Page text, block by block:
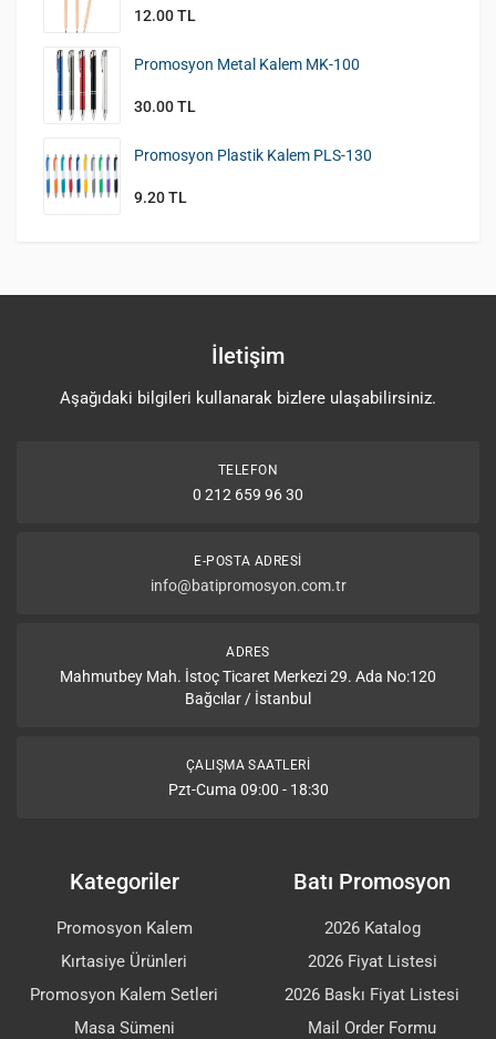
12.00 TL
Promosyon Metal Kalem MK-100
30.00 TL
Promosyon Plastik Kalem PLS-130
9.20 TL
İletişim
Aşağıdaki bilgileri kullanarak bizlere ulaşabilirsiniz.
TELEFON
0 212 659 96 30
E-POSTA ADRESI
info@batipromosyon.com.tr
ADRES
Mahmutbey Mah. İstoç Ticaret Merkezi 29. Ada No:120
Bağcılar / İstanbul
ÇALIŞMA SAATLERI
Pzt-Cuma 09:00 - 18:30
Kategoriler
Promosyon Kalem
Kırtasiye Ürünleri
Promosyon Kalem Setleri
Masa Sümeni
Batı Promosyon
2026 Katalog
2026 Fiyat Listesi
2026 Baskı Fiyat Listesi
Mail Order Formu